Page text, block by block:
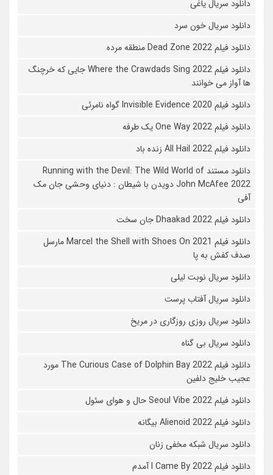
دانلود سریال یاغی
دانلود سریال خون سرد
دانلود فیلم 2022 Dead Zone منطقه مرده
دانلود فیلم Where the Crawdads Sing 2022 جایی که خرچنگ
ها آواز می خوانند
دانلود فیلم 2020 Invisible Evidence گواه نامرئی
دانلود فیلم One Way 2022 یک طرفه
دانلود فیلم All Hail 2022 زنده باد
دانلود مستند Running with the Devil: The Wild World of
John McAfee 2022 دویدن با شیطان : دنیای وحشی جان مک
آفی
دانلود فیلم Dhaakad 2022 جان سخت
دانلود فیلم Marcel the Shell with Shoes On 2021 مارسل
صدف کفش به پا
دانلود سریال نوبت لیلی
دانلود سریال آفتاب پرست
دانلود سریال روزی روزگاری در مریخ
دانلود سریال بی گناه
دانلود فیلم The Curious Case of Dolphin Bay 2022 مورد
عجیب خلیج دلفین
دانلود فیلم Seoul Vibe 2022 حال و هوای سئول
دانلود فیلم Alienoid 2022 بیگانه
دانلود سریال شبکه مخفی زنان
دانلود فیلم I Came By 2022 آمدم